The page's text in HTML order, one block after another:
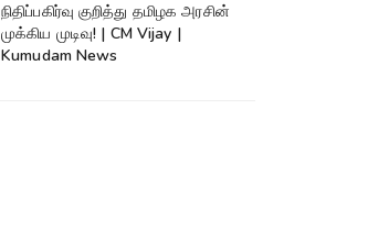
நிதிப்பகிர்வு குறித்து தமிழக அரசின்
முக்கிய முடிவு! | CM Vijay |
Kumudam News